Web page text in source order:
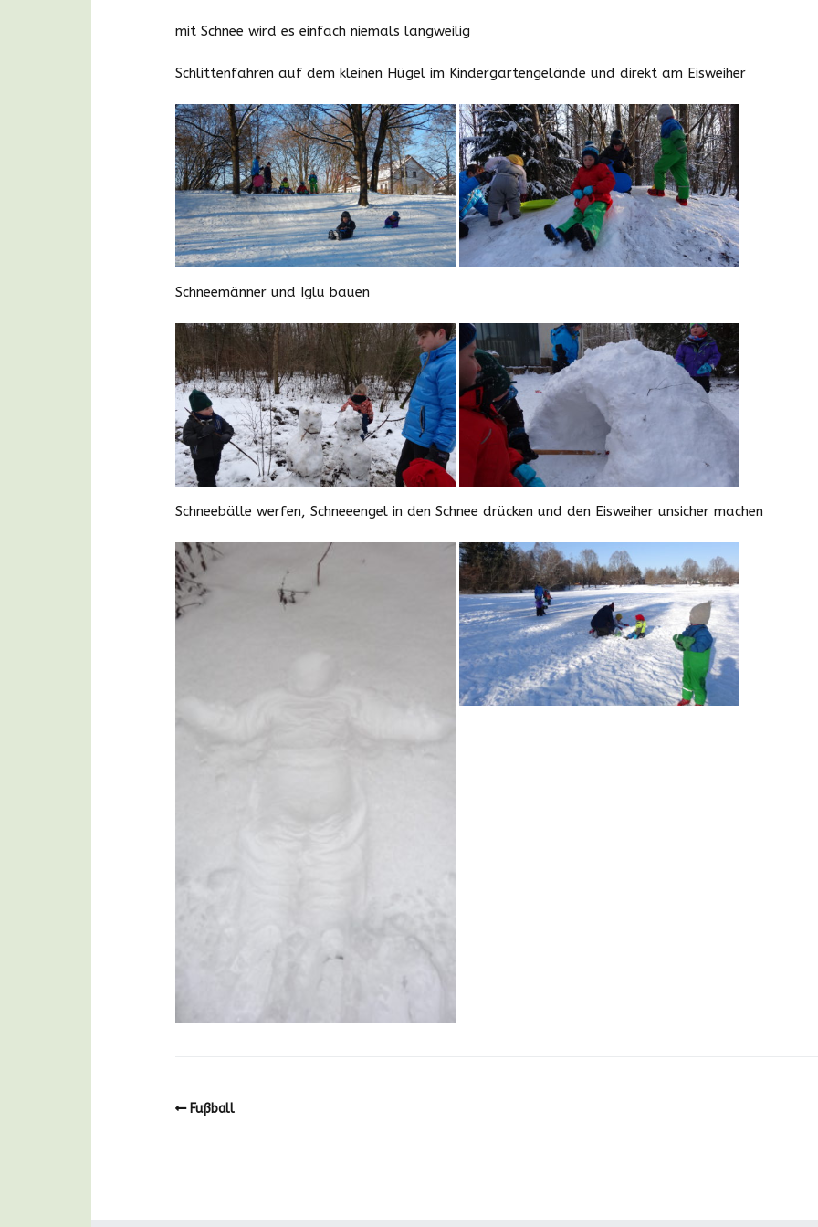
Schließzeiten
2025/2026
mit Schnee wird es einfach niemals langweilig
Schlittenfahren auf dem kleinen Hügel im Kindergartengelände und direkt am Eisweiher
Schneemänner und Iglu bauen
Schneebälle werfen, Schneeengel in den Schnee drücken und den Eisweiher unsicher machen
Fußball